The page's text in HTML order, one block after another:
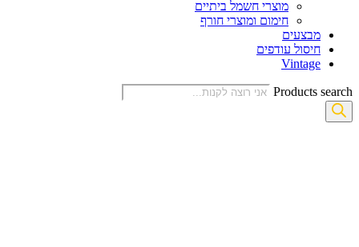
מוצרי חשמל ביתיים
חימום ומוצרי חורף
מבצעים
חיסול עודפים
Vintage
Products search